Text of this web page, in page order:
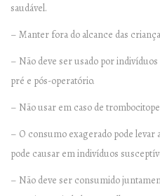
saudável.
– Manter fora do alcance das
– Não deve ser usado por
pré e pós-operatório.
– Não usar em caso de
– O consumo exagerado pode
pode causar em indivíduos
– Não deve ser consumido